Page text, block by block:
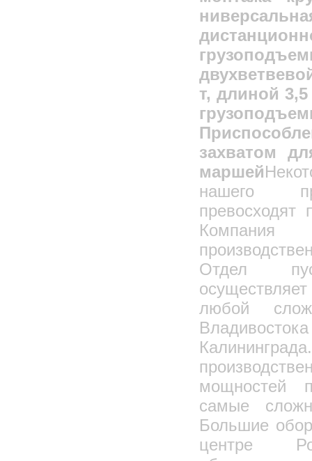
т, длиной
захватом
маршей
нашего
превосходят
Отдел
любой
мощностей
самые
Большие
центре